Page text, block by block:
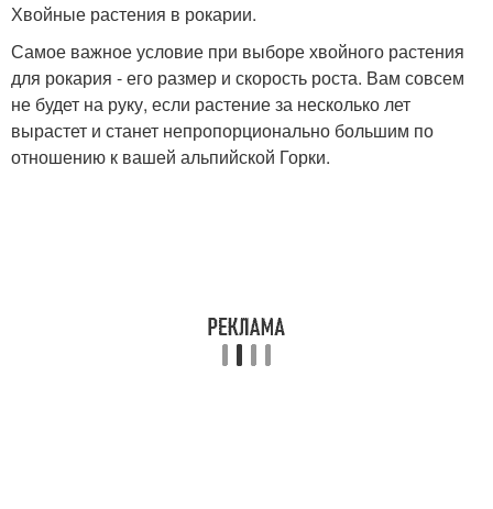
Хвойные растения в рокарии.
Самое важное условие при выборе хвойного растения
для рокария - его размер и скорость роста. Вам совсем
не будет на руку, если растение за несколько лет
вырастет и станет непропорционально большим по
отношению к вашей альпийской Горки.